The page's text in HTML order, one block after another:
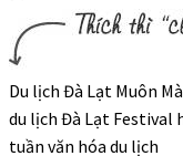
Du lịch Đà Lạt Muôn
du lịch Đà Lạt Festival
tuần văn hóa du lịch